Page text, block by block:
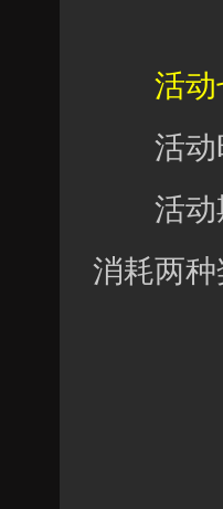
活动
活动时
活动期
消耗两